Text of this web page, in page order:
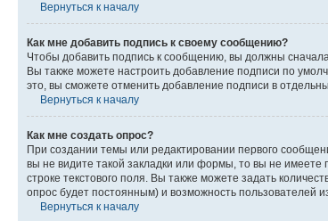
Вернуться к началу
Как мне добавить подпись к своему сообщению?
Чтобы добавить подпись к сообщению, вы должны
Вы также можете настроить добавление подписи по
это, вы сможете отменить добавление подписи в
Вернуться к началу
Как мне создать опрос?
При создании темы или редактировании первого
вы не видите такой закладки или формы, то вы не имеете
строке текстового поля. Вы также можете задать
опрос будет постоянным) и возможность пользователей
Вернуться к началу